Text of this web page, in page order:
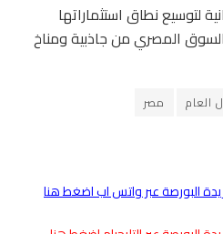
لتوسيع نطاق استثماراتها
المصري من جاذبية ومناخ
العام
مصر
البورصة عبر واتس اب اضغط هنا